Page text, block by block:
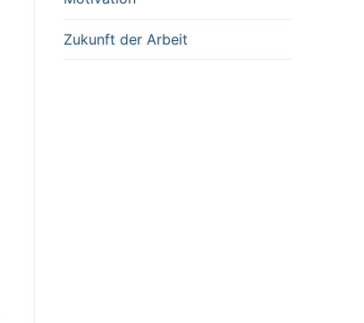
Zukunft der Arbeit